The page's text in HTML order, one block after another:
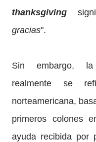
thanksgiving
gracias".
Sin embargo,
realmente se
norteamericana,
primeros colones
ayuda recibida por